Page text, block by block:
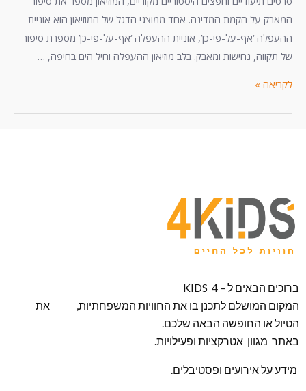
המאבק על הקמת המדינה. אחד ממוצגי הדגל של המוזיאון הוא אוניית
ההעפלה ‘אף-על-פי-כן’, אוניית ההעפלה ‘אף-על-פי-כן’ מספרת סיפור
של תקווה, נחישות ומאבק. בלב מוזיאון ההעפלה וחיל הים בחיפה, …
לקריאה »
ברוכים הבאים ל – KIDS 4
המקום המושלם לתכנן בו את החוויות המשפחתיות, את
הטיול או החופשה הבאה שלכם.
באתר מגוון אטרקציות ופעילויות.
מידע על אירועים ופסטיבלים.